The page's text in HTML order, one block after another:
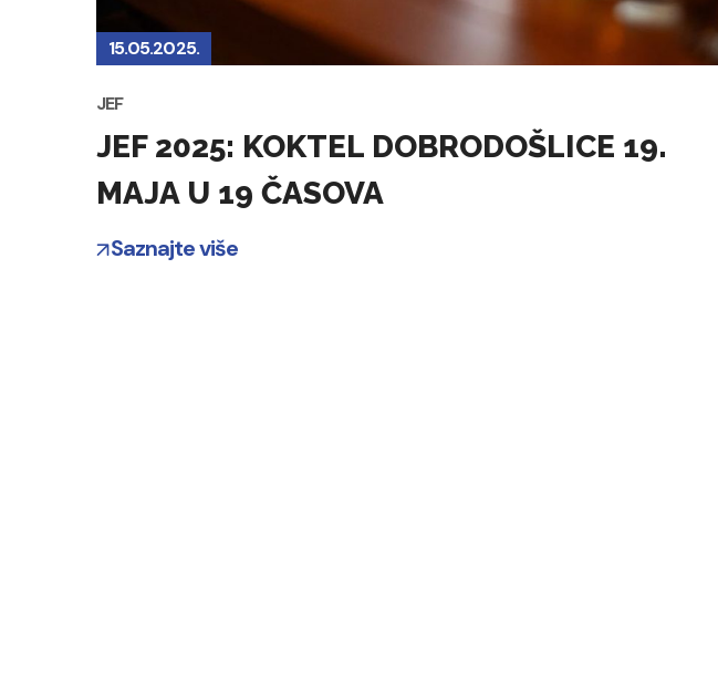
15.05.2025.
JEF
JEF 2025: KOKTEL DOBRODOŠLICE 19.
MAJA U 19 ČASOVA
Saznajte više